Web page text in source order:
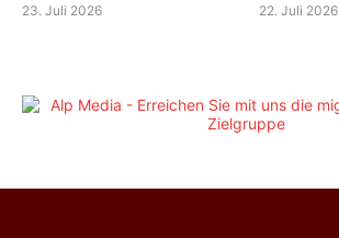
23. Juli 2026 22. Juli 2026